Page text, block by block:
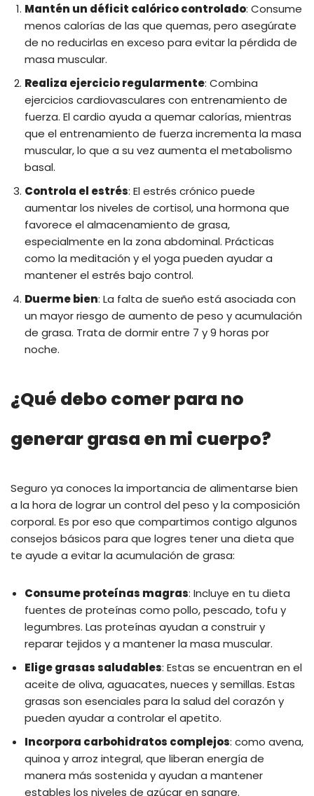
Mantén un déficit calórico controlado: Consume
menos calorías de las que quemas, pero asegúrate
de no reducirlas en exceso para evitar la pérdida de
masa muscular.
Realiza ejercicio regularmente: Combina
ejercicios cardiovasculares con entrenamiento de
fuerza. El cardio ayuda a quemar calorías, mientras
que el entrenamiento de fuerza incrementa la masa
muscular, lo que a su vez aumenta el metabolismo
basal.
Controla el estrés: El estrés crónico puede
aumentar los niveles de cortisol, una hormona que
favorece el almacenamiento de grasa,
especialmente en la zona abdominal. Prácticas
como la meditación y el yoga pueden ayudar a
mantener el estrés bajo control.
Duerme bien: La falta de sueño está asociada con
un mayor riesgo de aumento de peso y acumulación
de grasa. Trata de dormir entre 7 y 9 horas por
noche.
¿Qué debo comer para no
generar grasa en mi cuerpo?
Seguro ya conoces la importancia de alimentarse bien
a la hora de lograr un control del peso y la composición
corporal. Es por eso que compartimos contigo algunos
consejos básicos para que logres tener una dieta que
te ayude a evitar la acumulación de grasa:
Consume proteínas magras: Incluye en tu dieta
fuentes de proteínas como pollo, pescado, tofu y
legumbres. Las proteínas ayudan a construir y
reparar tejidos y a mantener la masa muscular.
Elige grasas saludables: Estas se encuentran en el
aceite de oliva, aguacates, nueces y semillas. Estas
grasas son esenciales para la salud del corazón y
pueden ayudar a controlar el apetito.
Incorpora carbohidratos complejos: como avena,
quinoa y arroz integral, que liberan energía de
manera más sostenida y ayudan a mantener
estables los niveles de azúcar en sangre.